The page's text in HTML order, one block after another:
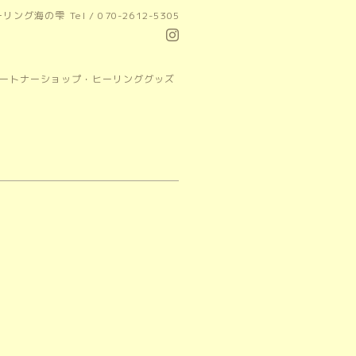
ング海の雫 Tel / 070-2612-5305
トナーショップ・ヒーリンググッズ